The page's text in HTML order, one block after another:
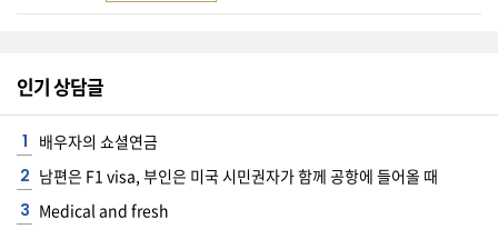
A
S
K
미
국
인기 상담글
배우자의 쇼셜연금
남편은 F1 visa, 부인은 미국 시민권자가 함께 공항에 들어올 때
Medical and fresh